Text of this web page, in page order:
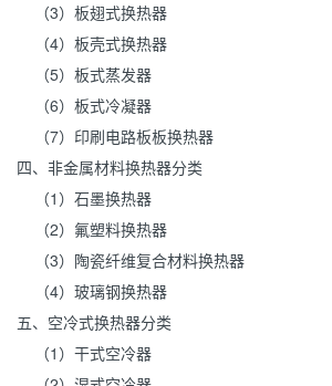
（3）板翅式换热器
（4）板壳式换热器
（5）板式蒸发器
（6）板式冷凝器
（7）印刷电路板板换热器
四、非金属材料换热器分类
（1）石墨换热器
（2）氟塑料换热器
（3）陶瓷纤维复合材料换热器
（4）玻璃钢换热器
五、空冷式换热器分类
（1）干式空冷器